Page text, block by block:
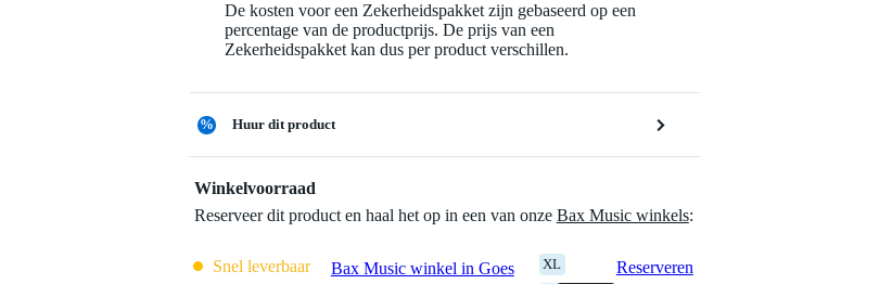
De kosten voor een Zekerheidspakket zijn gebaseerd op een
percentage van de productprijs. De prijs van een
Zekerheidspakket kan dus per product verschillen.
% Huur dit product
Winkelvoorraad
Reserveer dit product en haal het op in een van onze Bax Music winkels:
Snel leverbaar Bax Music winkel in Goes XL
Reserveren